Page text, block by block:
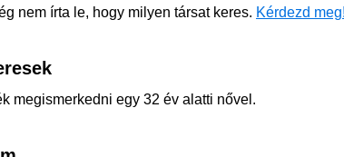
nem írta le, hogy milyen társat keres. Kérdezd meg!
megismerkedni egy 32 év alatti nővel.